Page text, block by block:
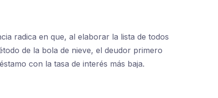
radica en que, al elaborar la lista de todos
de la bola de nieve, el deudor primero
con la tasa de interés más baja.